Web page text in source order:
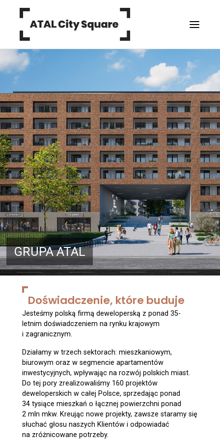
Promocje
Lokale usługowe
Finansowanie
Galeria
Apartamenty inw.
Ceny
Wybierz mieszkanie
Wybierz apartament inw.
Aktualności
Kontakt
GRUPAATAL
Doświadczenie, które buduje
Jesteśmy polską firmą deweloperską z ponad 35-
letnim doświadczeniem na rynku krajowym
i zagranicznym.
Działamy w trzech sektorach: mieszkaniowym,
biurowym oraz w segmencie apartamentów
inwestycyjnych, wpływając na rozwój polskich miast.
Do tej pory zrealizowaliśmy 160 projektów
deweloperskich w całej Polsce, sprzedając ponad
34 tysiące mieszkań o łącznej powierzchni ponad
2 mln mkw. Kreując nowe projekty, zawsze staramy się
słuchać głosu naszych Klientów i odpowiadać
na zróżnicowane potrzeby.